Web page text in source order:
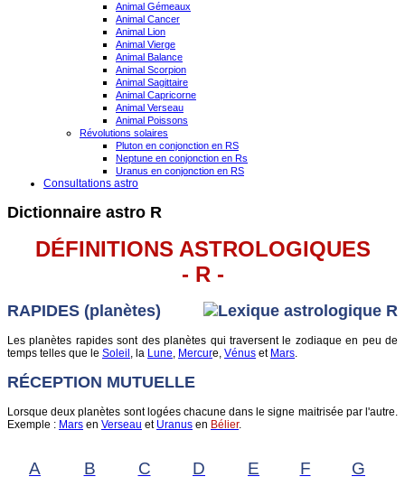
Animal Gémeaux
Animal Cancer
Animal Lion
Animal Vierge
Animal Balance
Animal Scorpion
Animal Sagittaire
Animal Capricorne
Animal Verseau
Animal Poissons
Révolutions solaires
Pluton en conjonction en RS
Neptune en conjonction en Rs
Uranus en conjonction en RS
Consultations astro
Dictionnaire astro R
DÉFINITIONS ASTROLOGIQUES
- R -
RAPIDES (planètes)
Les planètes rapides sont des planètes qui traversent le zodiaque en peu de
temps telles que le Soleil , la Lune, Mercure, Vénus et Mars.
RÉCEPTION MUTUELLE
Lorsque deux planètes sont logées chacune dans le signe maitrisée par l'autre.
Exemple : Mars en Verseau et Uranus en Bélier.
A B C D E F
G